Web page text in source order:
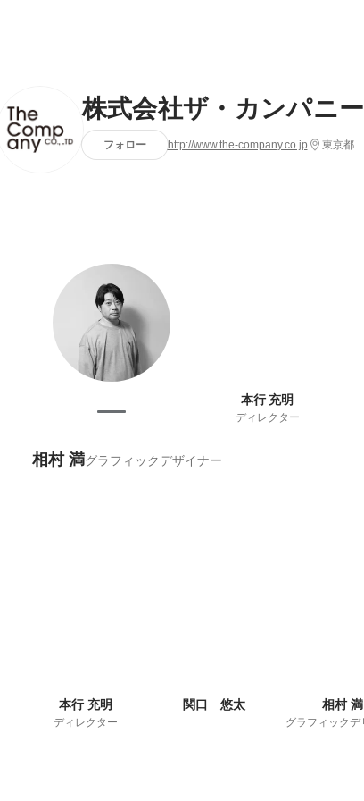
株式会社ザ・カンパニー
フォロー http://www.the-company.co.jp 東京都
本行 充明
ディレクター
相村 満グラフィックデザイナー
本行 充明
ディレクター
関口 悠太 相村 満